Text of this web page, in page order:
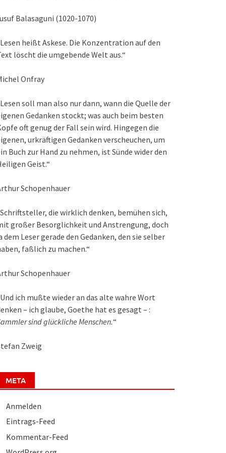
Balasaguni (1020-1070)
heißt Askese. Die Konzentration auf den
löscht die umgebende Welt aus.“
Onfray
soll man also nur dann, wann die Quelle der
Gedanken stockt; was auch beim besten
oft genug der Fall sein wird. Hingegen die
urkräftigen Gedanken verscheuchen, um
Buch zur Hand zu nehmen, ist Sünde wider den
Geist.“
Schopenhauer
die wirklich denken, bemühen sich,
großer Besorglichkeit und Anstrengung, doch
dem Leser gerade den Gedanken, den sie selber
faßlich zu machen.“
Schopenhauer
ich mußte wieder an das alte wahre Wort
– ich glaube, Goethe hat es gesagt – :
sind glückliche Menschen.“
Zweig
META
Anmelden
Eintrags-Feed
Kommentar-Feed